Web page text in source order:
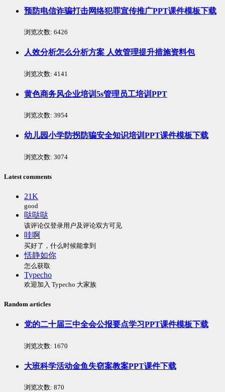
预防电信诈骗打击网络犯罪宣传推广PPT课件模板下载
浏览次数: 6426
人效分析怎么分析方案 人效管理提升措施资料包
浏览次数: 4141
黄色商务风企业培训5s管理员工培训PPT
浏览次数: 3954
幼儿园小学防拐防骗安全知识培训PPT课件模板下载
浏览次数: 3074
Latest comments
21K
good
哒哒哒
该评论仅登录用户及评论双方可见
哇啊
买好了，什么时候能拿到
恬静如你
怎么获取
Typecho
欢迎加入 Typecho 大家族
Random articles
党的二十届三中全会公报要点学习PPT课件模板下载
浏览次数: 1670
大班科学活动金鱼失窃案教案PPT课件下载
浏览次数: 870